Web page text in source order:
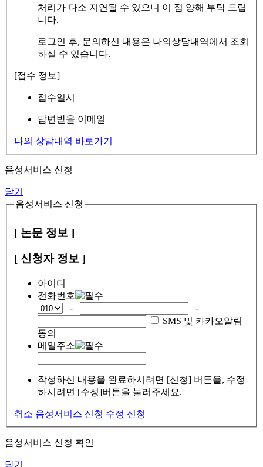
처리가 다소 지연될 수 있으니 이 점 양해 부탁 드립
니다.
로그인 후, 문의하신 내용은 나의상담내역에서 조회
하실 수 있습니다.
[접수 정보]
접수일시
답변받을 이메일
나의 상담내역 바로가기
음성서비스 신청
닫기
음성서비스 신청
[ 논문 정보 ]
[ 신청자 정보 ]
아이디
전화번호
-
-
SMS 및 카카오알림
동의
메일주소
작성하신 내용을 완료하시려면 [신청] 버튼을, 수정
하시려면 [수정]버튼을 눌러주세요.
취소 음성서비스 신청 수정 신청
음성서비스 신청 확인
닫기